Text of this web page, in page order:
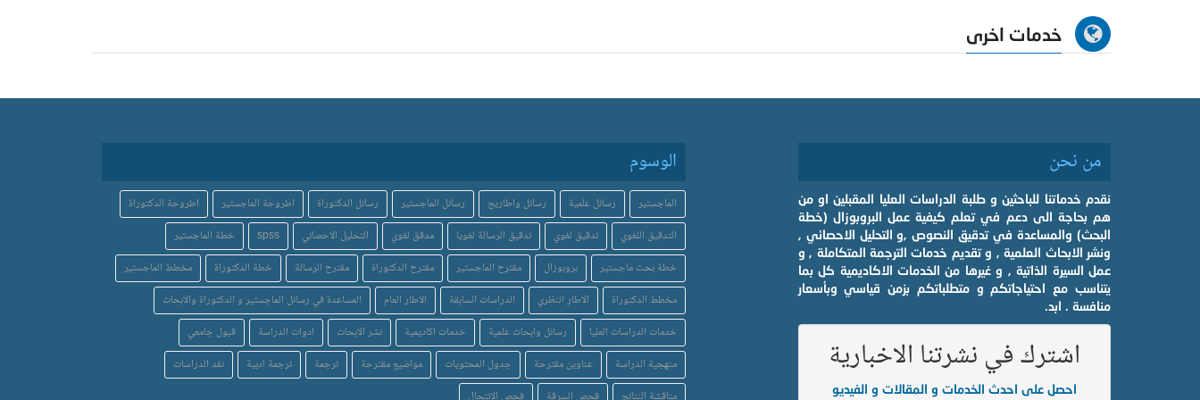
خدمات اخرى
من نحن
نقدم خدماتنا للباحثين و طلبة الدراسات العليا المقبلين او من
هم بحاجة الى دعم في تعلم كيفية عمل البروبوزال (خطة
البحث) والمساعدة في تدقيق النصوص ,و التحليل الاحصائي ,
ونشر الابحاث العلمية , و تقديم خدمات الترجمة المتكاملة , و
عمل السيرة الذاتية , و غيرها من الخدمات الاكاديمية كل بما
يتناسب مع احتياجاتكم و متطلباتكم بزمن قياسي وبأسعار
منافسة . ابد.
اشترك في نشرتنا الاخبارية
احصل على احدث الخدمات و المقالات و الفيديو
الوسوم
الماجستير رسائل علمية رسائل واطاريح رسائل الماجستير رسائل الدكتوراة اطروحة الماجستير
اطروحة الدكتوراة
التدقيق اللغوي
تدقيق لغوي تدقيق الرسالة لغويا مدقق لغوي التحليل الاحصائي spss
خطة الماجستير
خطة بحث ماجستير
بروبوزال مقترح الماجستير مقترح الدكتوراة مقترح الرسالة خطة الدكتوراة
مخطط الماجستير
مخطط الدكتوراة
الاطار النظري الدراسات السابقة الاطار العام
المساعدة في رسائل الماجستير و الدكتوراة والابحاث
خدمات الدراسات العليا
رسائل وابحاث علمية خدمات اكاديمية نشر الابحاث ادوات الدراسة
قبول جامعي
منهجية الدراسة
عناوين مقترحة جدول المحتويات مواضيع مقترحة ترجمة ترجمة ادبية
نقد الدراسات